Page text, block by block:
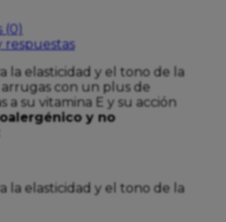
(0)
respuestas
la elasticidad y el tono de la
arrugas con un plus de
a su vitamina E y su acción
y no
la elasticidad y el tono de la